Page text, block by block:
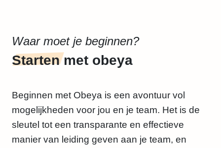
Waar moet je beginnen?
Startenmet obeya
Beginnen met Obeya is een avontuur vol
mogelijkheden voor jou en je team. Het is de
sleutel tot een transparante en effectieve
manier van leiding geven aan je team, en